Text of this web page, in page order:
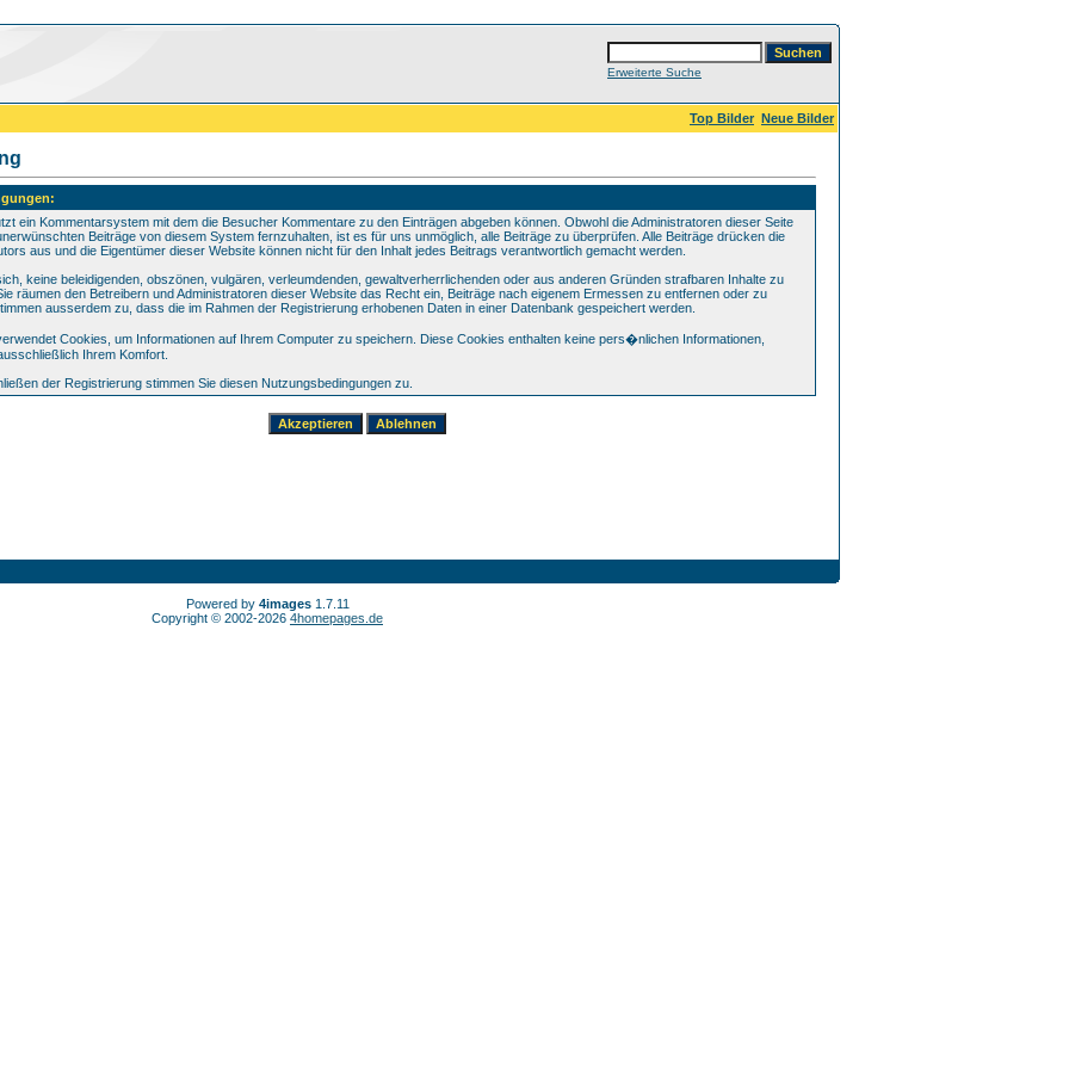
Erweiterte Suche
Top Bilder Neue Bilder
ein Kommentarsystem mit dem die Besucher Kommentare zu den Einträgen abgeben können. Obwohl die Administratoren dieser Seite
Beiträge von diesem System fernzuhalten, ist es für uns unmöglich, alle Beiträge zu überprüfen. Alle Beiträge drücken die
aus und die Eigentümer dieser Website können nicht für den Inhalt jedes Beitrags verantwortlich gemacht werden.
keine beleidigenden, obszönen, vulgären, verleumdenden, gewaltverherrlichenden oder aus anderen Gründen strafbaren Inhalte zu
räumen den Betreibern und Administratoren dieser Website das Recht ein, Beiträge nach eigenem Ermessen zu entfernen oder zu
ausserdem zu, dass die im Rahmen der Registrierung erhobenen Daten in einer Datenbank gespeichert werden.
Cookies, um Informationen auf Ihrem Computer zu speichern. Diese Cookies enthalten keine pers�nlichen Informationen,
Ihrem Komfort.
der Registrierung stimmen Sie diesen Nutzungsbedingungen zu.
Powered by 4images1.7.11
Copyright © 2002-2026 4homepages.de